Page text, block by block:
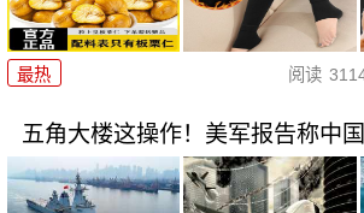
最热 阅读
五角大楼这操作！美军报告称中